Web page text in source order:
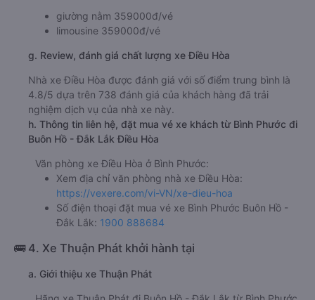
giường nằm 359000đ/vé
limousine 359000đ/vé
g. Review, đánh giá chất lượng xe Điều Hòa
Nhà xe Điều Hòa được đánh giá với số điểm trung bình là
4.8/5 dựa trên 738 đánh giá của khách hàng đã trải
nghiệm dịch vụ của nhà xe này.
h. Thông tin liên hệ, đặt mua vé xe khách từ Bình Phước đi
Buôn Hồ - Đắk Lắk Điều Hòa
Văn phòng xe Điều Hòa ở Bình Phước:
Xem địa chỉ văn phòng nhà xe Điều Hòa:
https://vexere.com/vi-VN/xe-dieu-hoa
Số điện thoại đặt mua vé xe Bình Phước Buôn Hồ -
Đắk Lắk: 1900 888684
🚌 4. Xe Thuận Phát khởi hành tại
a. Giới thiệu xe Thuận Phát